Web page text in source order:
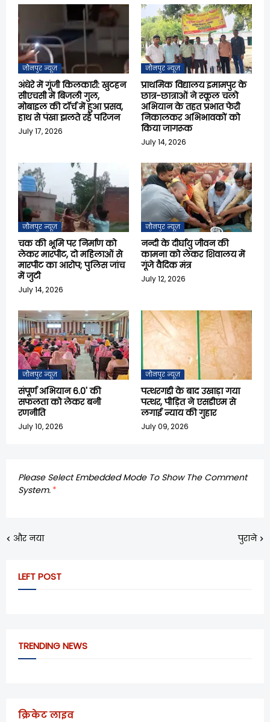
जौनपुर न्यूज़
अंधेरे में गूंजी किलकारी: खुटहन
सीएचसी में बिजली गुल,
मोबाइल की टॉर्च में हुआ प्रसव,
हाथ से पंखा झलते रहे परिजन
July 17, 2026
जौनपुर न्यूज़
प्राथमिक विद्यालय इमामपुर के
छात्र-छात्राओं ने स्कूल चलो
अभियान के तहत प्रभात फेरी
निकालकर अभिभावकों को
किया जागरूक
July 14, 2026
जौनपुर न्यूज़
चक की भूमि पर निर्माण को
लेकर मारपीट, दो महिलाओं से
मारपीट का आरोप; पुलिस जांच
में जुटी
July 14, 2026
जौनपुर न्यूज़
नन्दी के दीर्घायु जीवन की
कामना को लेकर शिवालय में
गूंजे वैदिक मंत्र
July 12, 2026
जौनपुर न्यूज़
संपूर्ण अभियान 6.0' की
सफलता को लेकर बनी
रणनीति
July 10, 2026
जौनपुर न्यूज़
पत्थरगद्दी के बाद उखाड़ा गया
पत्थर, पीड़ित ने एसडीएम से
लगाई न्याय की गुहार
July 09, 2026
Please Select Embedded Mode To Show The Comment
System. *
और नया पुराने
LEFT POST
TRENDING NEWS
क्रिकेट लाइव